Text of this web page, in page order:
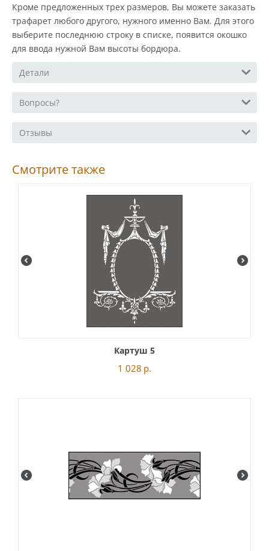
Кроме предложенных трех размеров, Вы можете заказать
трафарет любого другого, нужного именно Вам. Для этого
выберите последнюю строку в списке, появится окошко
для ввода нужной Вам высоты бордюра.
Детали
Вопросы?
Отзывы
Смотрите также
Картуш 5
1 028 р.